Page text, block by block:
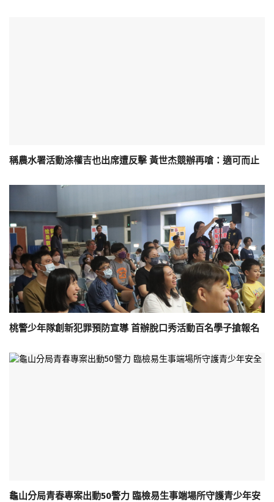
稱農水署活動涂權吉也出席遭反擊 黃世杰競辦再嗆：適可而止
桃警少年隊創新犯罪預防宣導 首辦脫口秀活動百名學子搶報名
龜山分局青春專案出動50警力 臨檢易生事端場所守護青少年安